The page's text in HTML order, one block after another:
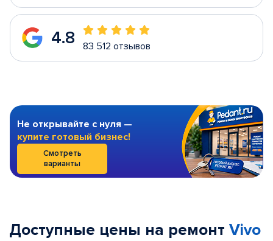
4.8 83 512 отзывов
Не открывайте с нуля —
купите готовый бизнес!
Смотреть
варианты
Доступные цены на ремонт Vivo